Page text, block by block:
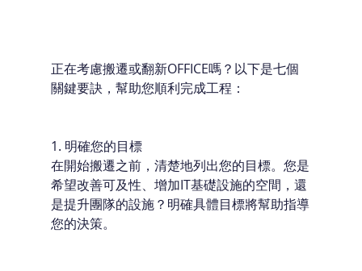
正在考慮搬遷或翻新OFFICE嗎？以下是七個
關鍵要訣，幫助您順利完成工程：
1. 明確您的目標
在開始搬遷之前，清楚地列出您的目標。您是
希望改善可及性、增加IT基礎設施的空間，還
是提升團隊的設施？明確具體目標將幫助指導
您的決策。